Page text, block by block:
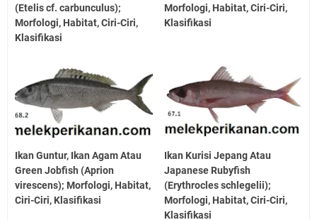
(Etelis cf. carbunculus);
Morfologi, Habitat, Ciri-Ciri,
Klasifikasi
Morfologi, Habitat, Ciri-Ciri,
Klasifikasi
Ikan Guntur, Ikan Agam Atau
Green Jobfish (Aprion
virescens); Morfologi, Habitat,
Ciri-Ciri, Klasifikasi
Ikan Kurisi Jepang Atau
Japanese Rubyfish
(Erythrocles schlegelii);
Morfologi, Habitat, Ciri-Ciri,
Klasifikasi